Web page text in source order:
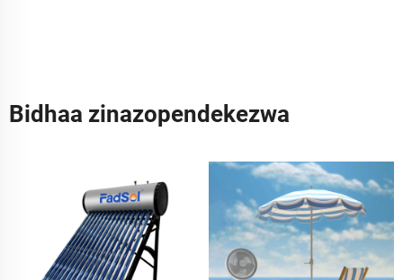
Bidhaa zinazopendekezwa